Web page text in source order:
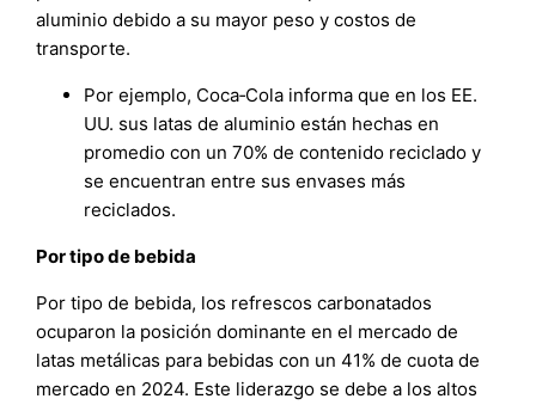
aluminio debido a su mayor peso y costos de
transporte.
Por ejemplo, Coca‑Cola informa que en los EE.
UU. sus latas de aluminio están hechas en
promedio con un 70% de contenido reciclado y
se encuentran entre sus envases más
reciclados.
Por tipo de bebida
Por tipo de bebida, los refrescos carbonatados
ocuparon la posición dominante en el mercado de
latas metálicas para bebidas con un 41% de cuota de
mercado en 2024. Este liderazgo se debe a los altos